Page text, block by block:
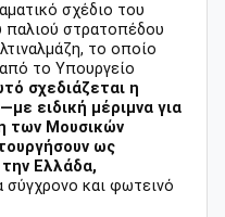
σχέδιο του
παλιού στρατοπέδου
το οποίο
το Υπουργείο
σχεδιάζεται η
ειδική μέριμνα για
των Μουσικών
ως
Ελλάδα,
και φωτεινό